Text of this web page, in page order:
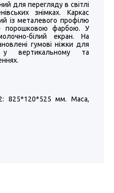
для перегляду в світлі
знімках. Каркас
із металевого профілю
порошковою фарбою. У
білий екран. На
гумові ніжки для
у вертикальному та
2: 825*120*525 мм. Маса,